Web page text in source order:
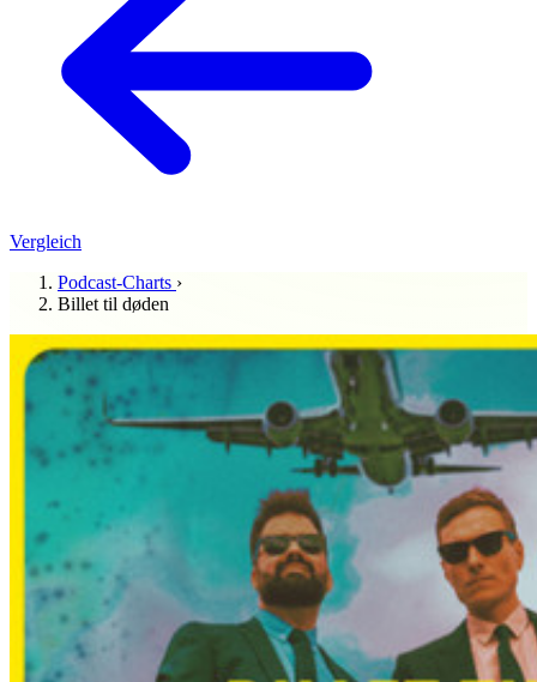
Vergleich
Podcast-Charts ›
Billet til døden